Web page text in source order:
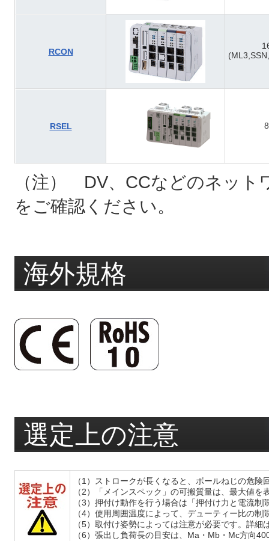
RCON
RSEL 8
（注） DV、CCなどのネット
をご確認ください。
海外規格
選定上の注意
（1）ストロークが長くなると、ボールねじの危
（2）「メインスペック」の可搬質量は、最大値
（3）押付け動作を行う場合は「押付け力と電流
（4）使用周囲温度によって、デューティー比の制
（5）取付け姿勢によっては注意が必要です。詳細
（6）張出し負荷長の目安は、Ma・Mb・Mc方向